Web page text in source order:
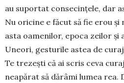
au suportat conse­cințele, dar
Nu oricine e făcut să fie erou și
asta oamenilor, epoca zeilor și
Uneori, ges­tu­rile astea de
Te trezești că ai scris ceva
neapărat să dă­râmi lu­mea rea.